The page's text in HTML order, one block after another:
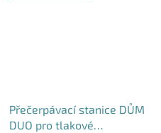
Přečerpávací stanice DŮM
DUO pro tlakové